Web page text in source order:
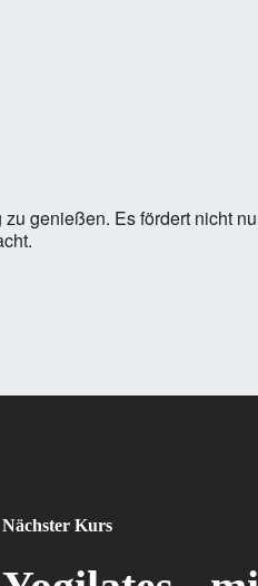
genießen. Es fördert nicht
Nächster Kurs